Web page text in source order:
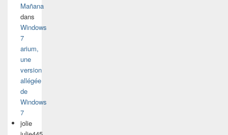
Mañana
dans
Windows
7
arium,
une
version
allégée
de
Windows
7
jolie